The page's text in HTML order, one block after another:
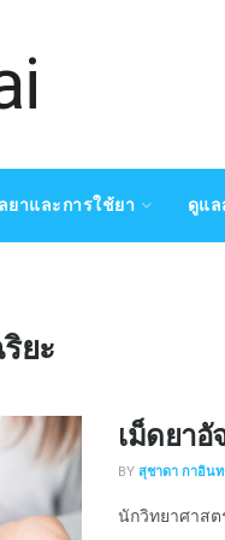
ยาและการใช้ยา ดูแ
ยะ
เม็ดยา
BY สุชาดา กาอินท
นักวิทยาศาสตร์